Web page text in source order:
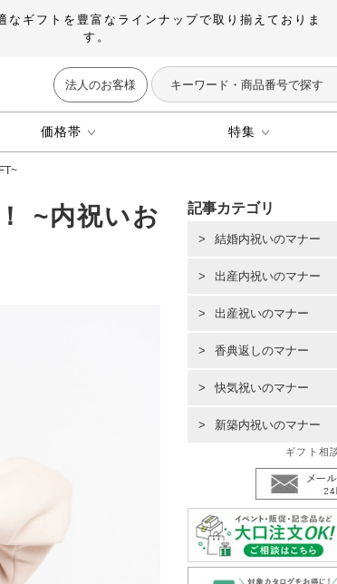
なギフトを豊富なラインナップで取り揃えておりま
す。
法人のお客様
価格帯 特集
~内祝いお
記事カテゴリ
結婚内祝いのマナー
出産内祝いのマナー
出産祝いのマナー
香典返しのマナー
快気祝いのマナー
新築内祝いのマナー
ギフト相